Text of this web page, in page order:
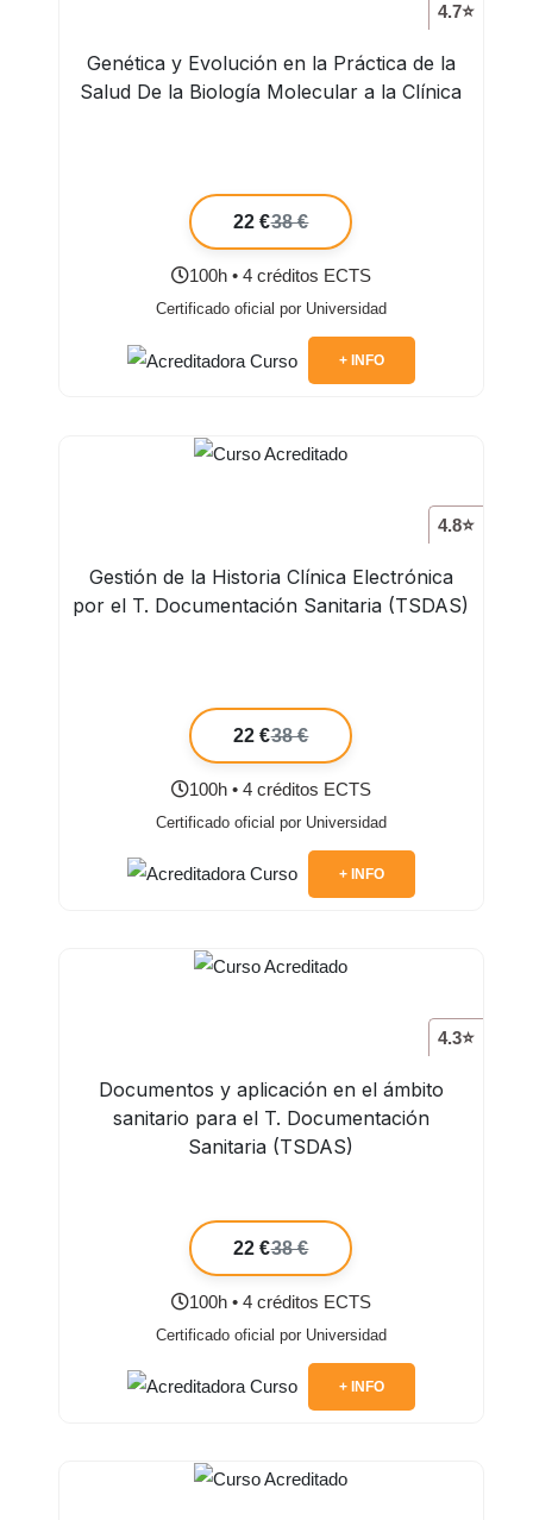
4.7⭐
Genética y Evolución en la Práctica de la
Salud De la Biología Molecular a la Clínica
22 €38 €
100h • 4 créditos ECTS
Certificado oficial por Universidad
+ INFO
4.8⭐
Gestión de la Historia Clínica Electrónica
por el T. Documentación Sanitaria (TSDAS)
22 €38 €
100h • 4 créditos ECTS
Certificado oficial por Universidad
+ INFO
4.3⭐
Documentos y aplicación en el ámbito
sanitario para el T. Documentación
Sanitaria (TSDAS)
22 €38 €
100h • 4 créditos ECTS
Certificado oficial por Universidad
+ INFO